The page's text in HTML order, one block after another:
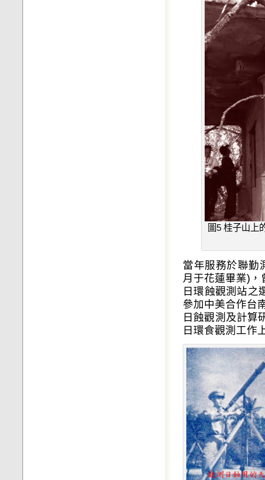
圖5 桂子山上
當年服務於聯勤
月于花蓮畢業)
日環蝕觀測站之
參加中美合作台
日蝕觀測及計算
日環食觀測工作